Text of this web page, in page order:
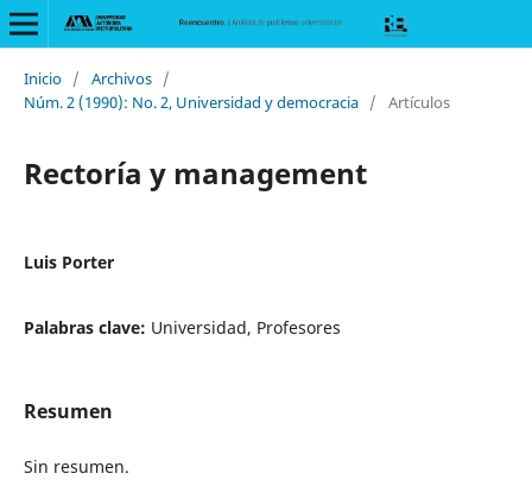
Inicio / Archivos /
Núm. 2 (1990): No. 2, Universidad y democracia / Artículos
Rectoría y management
Luis Porter
Palabras clave: Universidad, Profesores
Resumen
Sin resumen.